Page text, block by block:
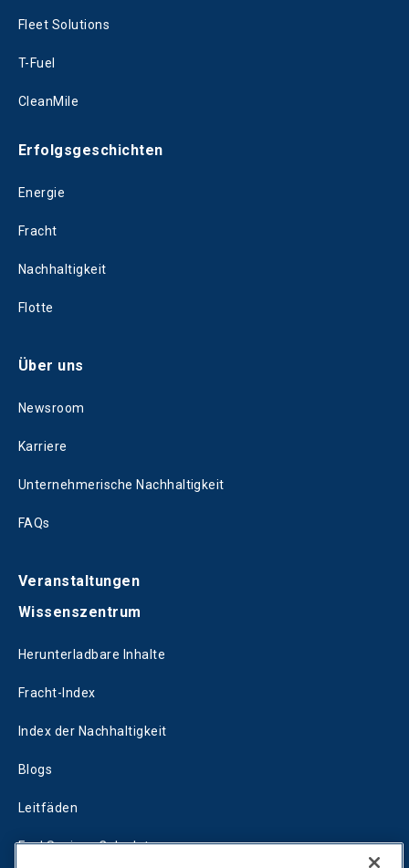
Fleet Solutions
T-Fuel
CleanMile
Erfolgsgeschichten
Energie
Fracht
Nachhaltigkeit
Flotte
Über uns
Newsroom
Karriere
Unternehmerische Nachhaltigkeit
FAQs
Veranstaltungen
Wissenszentrum
Herunterladbare Inhalte
Fracht-Index
Index der Nachhaltigkeit
Blogs
Leitfäden
Fuel Savings Calculator